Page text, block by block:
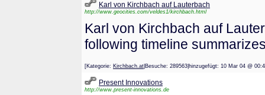
Karl von Kirchbach auf Lauterbach
http://www.geocities.com/veldes1/kirchbach.html
Karl von Kirchbach auf
following timeline
[Kategorie: Kirchbach.at |Besuche: 289563|hinzugefügt: 10 Mar 04
Present Innovations
http://www.present-innovations.de